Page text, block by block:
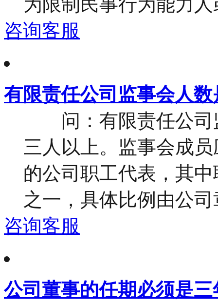
咨询客服
有限责任公司监事会人
问：有限责任公司
三人以上。监事会成
的公司职工代表，其
之一，具体比例由公
咨询客服
公司董事的任期必须是三